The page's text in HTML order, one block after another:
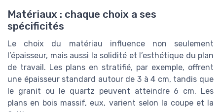
Matériaux : chaque choix a ses
spécificités
Le choix du matériau influence non seulement
l’épaisseur, mais aussi la solidité et l’esthétique du plan
de travail. Les plans en stratifié, par exemple, offrent
une épaisseur standard autour de 3 à 4 cm, tandis que
le granit ou le quartz peuvent atteindre 6 cm. Les
plans en bois massif, eux, varient selon la coupe et la